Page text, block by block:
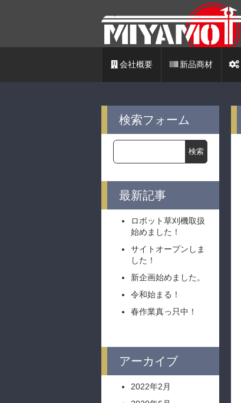
会社概要 新品商材
検索フォーム
最新記事
ロボット草刈機取扱
始めました！
サイトオープンしま
した！
新企画始めました。
令和始まる！
春作業真っ只中！
アーカイブ
2022年2月